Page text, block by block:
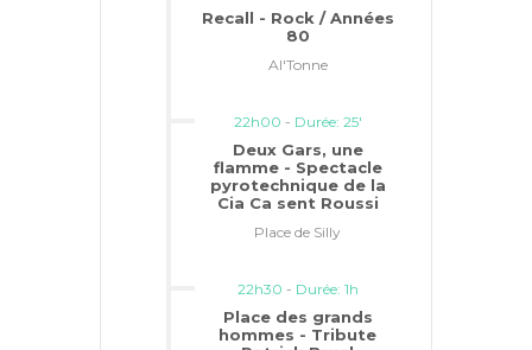
Recall - Rock / Années
80
Al'Tonne
22h00 - Durée: 25'
Deux Gars, une
flamme - Spectacle
pyrotechnique de la
Cia Ca sent Roussi
Place de Silly
22h30 - Durée: 1h
Place des grands
hommes - Tribute